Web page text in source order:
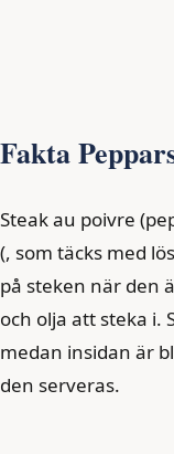
Fakta
Steak au poivre
(, som täcks med
på steken när den
och olja att steka i.
medan insidan är
den serveras.